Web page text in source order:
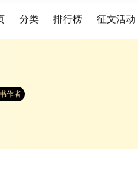
分类 排行榜 征文活动
作者